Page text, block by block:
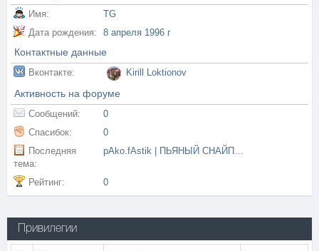
Имя:
TG
Дата рождения:
8 апреля 1996 г
Контактные данные
Вконтакте: Kirill Loktionov
Активность на форуме
Сообщений:
0
Спасибок:
0
Последняя
тема:
pAko.fAstik | ПЬЯНЫЙ СНАЙПЕР
Рейтинг: 0
Привилегии